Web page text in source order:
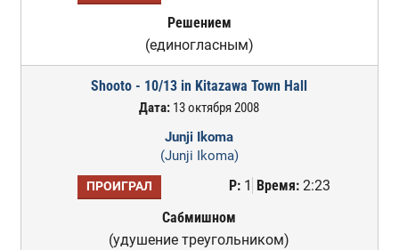
Решением
(единогласным)
Shooto - 10/13 in Kitazawa Town Hall
Дата: 13 октября 2008
Junji Ikoma
(Junji Ikoma)
ПРОИГРАЛ Р:1 Время:2:23
Сабмишном
(удушение треугольником)